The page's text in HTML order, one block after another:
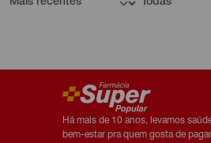
Há mais de 10 anos, levamos
bem-estar pra quem gosta de pagar